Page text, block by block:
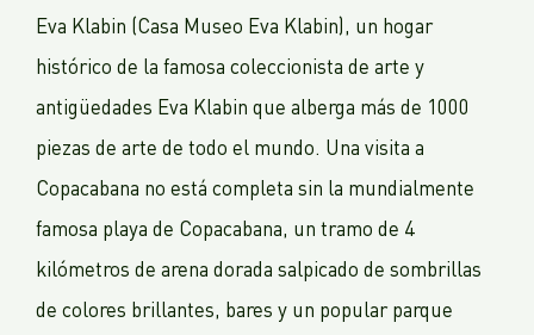
Eva Klabin (Casa Museo Eva Klabin), un hogar
histórico de la famosa coleccionista de arte y
antigüedades Eva Klabin que alberga más de 1000
piezas de arte de todo el mundo. Una visita a
Copacabana no está completa sin la mundialmente
famosa playa de Copacabana, un tramo de 4
kilómetros de arena dorada salpicado de sombrillas
de colores brillantes, bares y un popular parque